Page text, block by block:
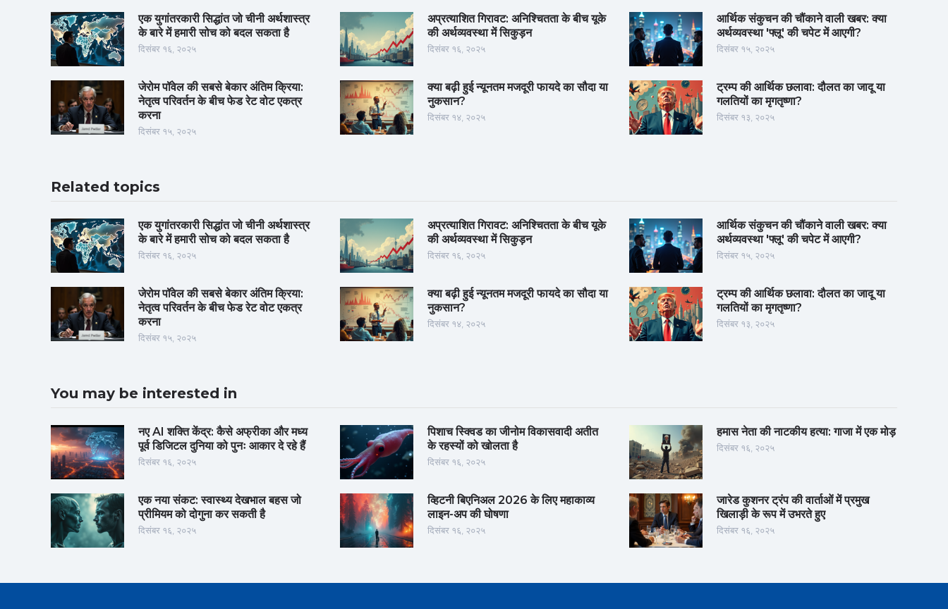
एक युगांतरकारी सिद्धांत जो चीनी अर्थशास्त्र
के बारे में हमारी सोच को बदल सकता है
दिसंबर १६, २०२५
अप्रत्याशित गिरावट: अनिश्चितता के बीच यूके
की अर्थव्यवस्था में सिकुड़न
दिसंबर १६, २०२५
आर्थिक संकुचन की चौंकाने वाली खबर: क्या
अर्थव्यवस्था 'फ्लू' की चपेट में आएगी?
दिसंबर १५, २०२५
जेरोम पॉवेल की सबसे बेकार अंतिम क्रिया:
नेतृत्व परिवर्तन के बीच फेड रेट वोट एकत्र
करना
दिसंबर १५, २०२५
क्या बढ़ी हुई न्यूनतम मजदूरी फायदे का सौदा या
नुकसान?
दिसंबर १४, २०२५
ट्रम्प की आर्थिक छलावा: दौलत का जादू या
गलतियों का मृगतृष्णा?
दिसंबर १३, २०२५
Related topics
एक युगांतरकारी सिद्धांत जो चीनी अर्थशास्त्र
के बारे में हमारी सोच को बदल सकता है
दिसंबर १६, २०२५
अप्रत्याशित गिरावट: अनिश्चितता के बीच यूके
की अर्थव्यवस्था में सिकुड़न
दिसंबर १६, २०२५
आर्थिक संकुचन की चौंकाने वाली खबर: क्या
अर्थव्यवस्था 'फ्लू' की चपेट में आएगी?
दिसंबर १५, २०२५
जेरोम पॉवेल की सबसे बेकार अंतिम क्रिया:
नेतृत्व परिवर्तन के बीच फेड रेट वोट एकत्र
करना
दिसंबर १५, २०२५
क्या बढ़ी हुई न्यूनतम मजदूरी फायदे का सौदा या
नुकसान?
दिसंबर १४, २०२५
ट्रम्प की आर्थिक छलावा: दौलत का जादू या
गलतियों का मृगतृष्णा?
दिसंबर १३, २०२५
You may be interested in
नए AI शक्ति केंद्र: कैसे अफ्रीका और मध्य
पूर्व डिजिटल दुनिया को पुनः आकार दे रहे हैं
दिसंबर १६, २०२५
पिशाच स्क्विड का जीनोम विकासवादी अतीत
के रहस्यों को खोलता है
दिसंबर १६, २०२५
हमास नेता की नाटकीय हत्या: गाजा में एक मोड़
दिसंबर १६, २०२५
एक नया संकट: स्वास्थ्य देखभाल बहस जो
प्रीमियम को दोगुना कर सकती है
दिसंबर १६, २०२५
व्हिटनी बिएनिअल 2026 के लिए महाकाव्य
लाइन-अप की घोषणा
दिसंबर १६, २०२५
जारेड कुशनर ट्रंप की वार्ताओं में प्रमुख
खिलाड़ी के रूप में उभरते हुए
दिसंबर १६, २०२५